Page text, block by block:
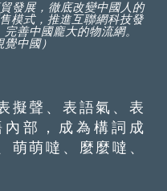
發展，徹底改變中國人的
模式，推進互聯網科技發
善中國龐大的物流網。
覺中國）
聲、表語氣、表
部，成為構詞成
萌萌噠、麼麼噠、